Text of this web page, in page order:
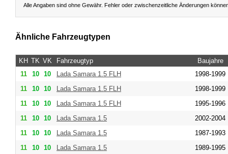
Alle Angaben sind ohne Gewähr. Fehler oder zwischenzeitliche Änderungen
Ähnliche Fahrzeugtypen
KH TK VK Fahrzeugtyp
Baujahre
11
10 10 Lada Samara 1.5 FLH
1998-1999
11
10 10 Lada Samara 1.5 FLH
1998-1999
11
10 10 Lada Samara 1.5 FLH
1995-1996
11
10 10 Lada Samara 1.5
2002-2004
11
10 10 Lada Samara 1.5
1987-1993
11
10 10 Lada Samara 1.5 1989-1995